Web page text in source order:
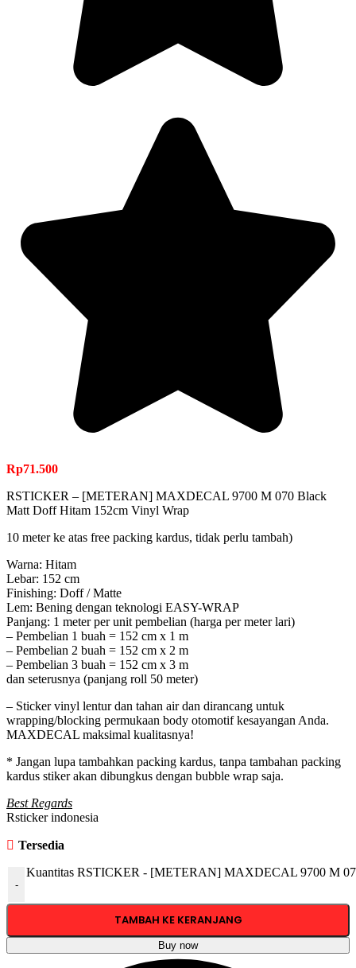
Rp71.500
RSTICKER – [METERAN] MAXDECAL 9700 M 070 Black
Matt Doff Hitam 152cm Vinyl Wrap
10 meter ke atas free packing kardus, tidak perlu tambah)
Warna: Hitam
Lebar: 152 cm
Finishing: Doff / Matte
Lem: Bening dengan teknologi EASY-WRAP
Panjang: 1 meter per unit pembelian (harga per meter lari)
– Pembelian 1 buah = 152 cm x 1 m
– Pembelian 2 buah = 152 cm x 2 m
– Pembelian 3 buah = 152 cm x 3 m
dan seterusnya (panjang roll 50 meter)
– Sticker vinyl lentur dan tahan air dan dirancang untuk
wrapping/blocking permukaan body otomotif kesayangan Anda.
MAXDECAL maksimal kualitasnya!
* Jangan lupa tambahkan packing kardus, tanpa tambahan packing
kardus stiker akan dibungkus dengan bubble wrap saja.
Best Regards
Rsticker indonesia
Tersedia
-
Kuantitas RSTICKER - [METERAN] MAXDECAL 9700 M
TAMBAH KE KERANJANG
Buy now